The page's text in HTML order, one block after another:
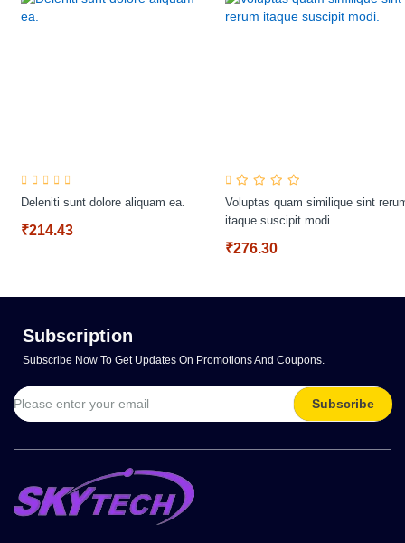
Deleniti sunt dolore aliquam ea.
₹214.43
Voluptas quam similique sint
itaque suscipit modi...
₹276.30
Subscription
Subscribe Now To Get Updates On Promotions And Coupons.
Subscribe